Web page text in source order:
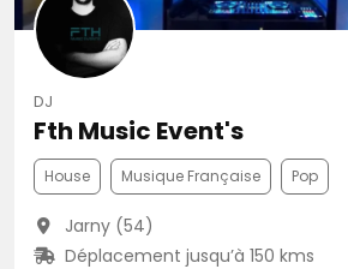
DJ
Fth Music Event's
House Musique Française Pop
Jarny (54)
Déplacement jusqu’à 150 kms